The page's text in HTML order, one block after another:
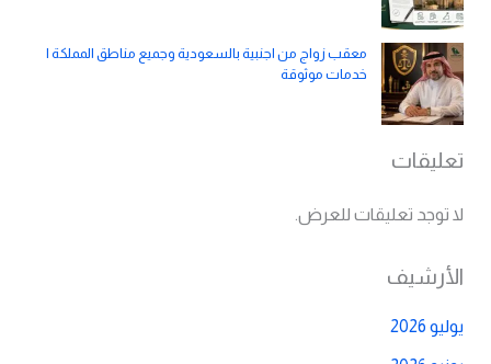
معقب زواج من اجنبية بالسعودية وجميع مناطق المملكة |
خدمات موثوقة
تعليقات
لا توجد تعليقات للعرض.
الأرشيف
يوليو 2026